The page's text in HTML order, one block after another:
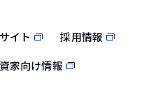
イト
採用情報
家向け情報